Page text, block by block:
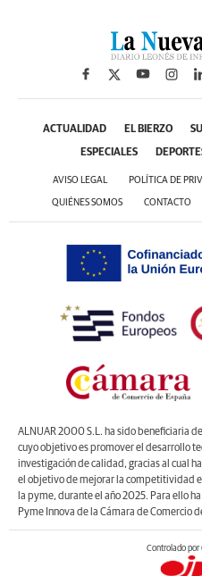
ACTUALIDAD EL BIERZO
ESPECIALES
AVISO LEGAL POLÍTICA DE
QUIÉNES SOMOS CONTACTO
ALNUAR 2000 S.L. ha sido beneficiaria
cuyo objetivo es promover el desarrollo
investigación de calidad, gracias al cual
el objetivo de mejorar la competitividad
la pyme, durante el año 2025. Para ello
Pyme Innova de la Cámara de Comercio
Controlado por